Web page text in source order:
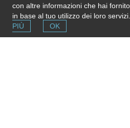
con altre informazioni che hai
in base al tuo utilizzo dei loro servizi.
PIÙ
OK